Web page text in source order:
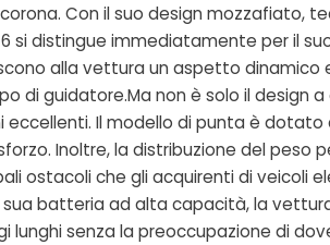
Con il suo design mozzafiato,
distingue immediatamente per il
alla vettura un aspetto
guidatore.Ma non è solo il design
Il modello di punta è
Inoltre, la distribuzione del
ostacoli che gli acquirenti di veicoli
batteria ad alta capacità, la
senza la preoccupazione di